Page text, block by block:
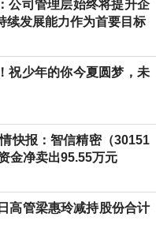
公司管理层始终将提升企
续发展能力作为首要目标
祝少年的你今夏圆梦，未
快报：智信精密（30151
金净卖出95.55万元
高管梁惠玲减持股份合计